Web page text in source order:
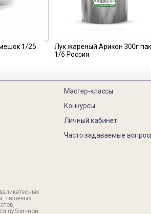
1/25
Лук жареный Арикон 300г
1/6 Россия
Мастер-классы
Конкурсы
Личный кабинет
Часто задаваемые
пищевых
публичной